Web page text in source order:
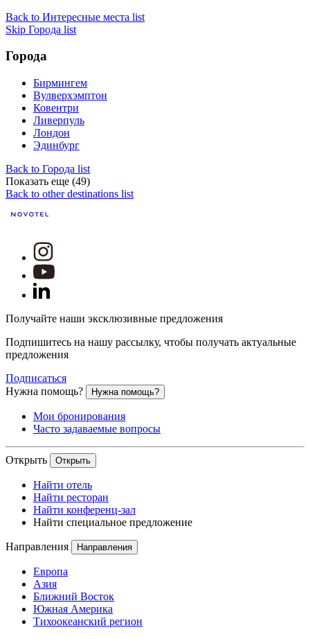
Back to Интересные места list
Skip Города list
Города
Бирмингем
Вулверхэмптон
Ковентри
Ливерпуль
Лондон
Эдинбург
Back to Города list
Показать еще (49)
Back to other destinations list
Получайте наши эксклюзивные предложения
Подпишитесь на нашу рассылку, чтобы получать актуальные
предложения
Подписаться
Нужна помощь?
Нужна помощь?
Мои бронирования
Часто задаваемые вопросы
Открыть Открыть
Найти отель
Найти ресторан
Найти конференц-зал
Найти специальное предложение
Направления Направления
Европа
Азия
Ближний Восток
Южная Америка
Тихоокеанский регион